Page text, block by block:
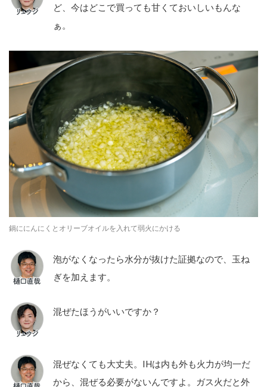
ど、今はどこで買っても甘くておいしいもんな
ぁ。
鍋ににんにくとオリーブオイルを入れて弱火にかける
泡がなくなったら水分が抜けた証拠なので、玉ね
ぎを加えます。
混ぜたほうがいいですか？
混ぜなくても大丈夫。IHは内も外も火力が均一だ
から、混ぜる必要がないんですよ。ガス火だと外